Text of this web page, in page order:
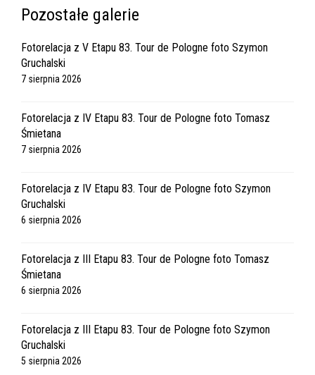
Pozostałe galerie
Fotorelacja z V Etapu 83. Tour de Pologne foto Szymon
Gruchalski
7 sierpnia 2026
Fotorelacja z IV Etapu 83. Tour de Pologne foto Tomasz
Śmietana
7 sierpnia 2026
Fotorelacja z IV Etapu 83. Tour de Pologne foto Szymon
Gruchalski
6 sierpnia 2026
Fotorelacja z III Etapu 83. Tour de Pologne foto Tomasz
Śmietana
6 sierpnia 2026
Fotorelacja z III Etapu 83. Tour de Pologne foto Szymon
Gruchalski
5 sierpnia 2026